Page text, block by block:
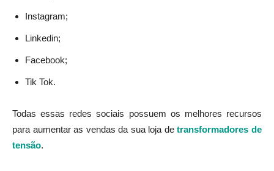
Instagram;
Linkedin;
Facebook;
Tik Tok.
Todas essas redes sociais possuem os melhores recursos
para aumentar as vendas da sua loja detransformadores de
tensão.